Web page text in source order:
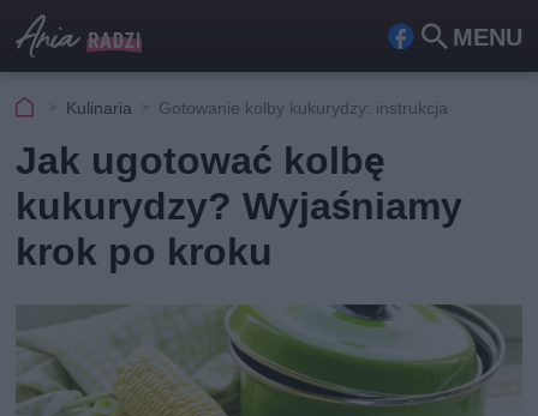
MENU
Fa
ook
Szu
kaj
Kulinaria Gotowanie kolby kukurydzy: instrukcja
Jak ugotować kolbę
kukurydzy? Wyjaśniamy
krok po kroku